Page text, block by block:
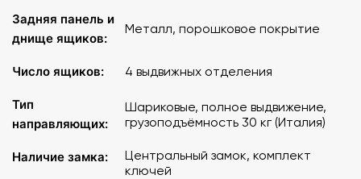
Задняя панель и
днище ящиков:
Металл, порошковое покрытие
Число ящиков: 4 выдвижных отделения
Тип
направляющих:
Шариковые, полное выдвижение,
грузоподъёмность 30 кг (Италия)
Наличие замка:
Центральный замок, комплект
ключей